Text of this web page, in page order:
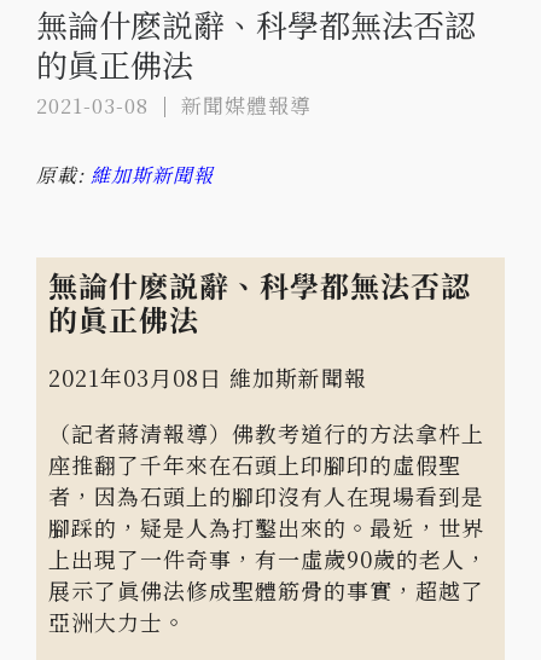
無論什麽説辭、科學都無法否認
的眞正佛法
2021-03-08 新聞媒體報導
原載: 維加斯新聞報
無論什麽説辭、科學都無法否認
的眞正佛法
2021年03月08日 維加斯新聞報
（記者蔣清報導）佛教考道行的方法拿杵上
座推翻了千年來在石頭上印腳印的虛假聖
者，因為石頭上的腳印沒有人在現場看到是
腳踩的，疑是人為打鑿出來的。最近，世界
上出現了一件奇事，有一虛歲90歲的老人，
展示了眞佛法修成聖體筋骨的事實，超越了
亞洲大力士。